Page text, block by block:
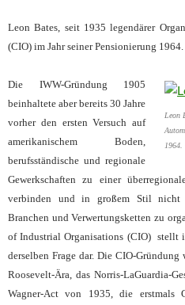
Leon Bates, seit 1935 legendärer
(CIO) im Jahr seiner Pensionierung
Leon
1964.
Die IWW-Gründung 1905
beinhaltete aber bereits 30 Jahre
vorher den ersten Versuch auf
amerikanischem Boden,
berufsständische und regionale
Gewerkschaften zu einer
verbinden und in großem Stil nicht
Branchen und Verwertungsketten zu
of Industrial Organisations (CIO) stellt
derselben Frage dar. Die CIO-Gründung
Roosevelt-Ära, das Norris-LaGuardia-
Wagner-Act von 1935, die erstmals